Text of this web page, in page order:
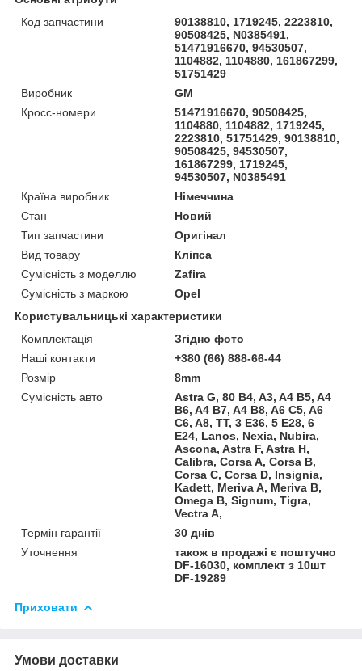
Код запчастини
90138810, 1719245, 2223810,
90508425, N0385491,
51471916670, 94530507,
1104882, 1104880, 161867299,
51751429
Виробник
GM
Кросс-номери
51471916670, 90508425,
1104880, 1104882, 1719245,
2223810, 51751429, 90138810,
90508425, 94530507,
161867299, 1719245,
94530507, N0385491
Країна виробник
Німеччина
Стан
Новий
Тип запчастини
Оригінал
Вид товару
Кліпса
Сумісність з моделлю
Zafira
Сумісність з маркою
Opel
Користувальницькі характеристики
Комплектація
Згідно фото
Наші контакти
+380 (66) 888-66-44
Розмір
8mm
Сумісність авто
Astra G, 80 B4, A3, A4 B5, A4
B6, A4 B7, A4 B8, A6 C5, A6
C6, A8, TT, 3 E36, 5 E28, 6
E24, Lanos, Nexia, Nubira,
Ascona, Astra F, Astra H,
Calibra, Corsa A, Corsa B,
Corsa C, Corsa D, Insignia,
Kadett, Meriva A, Meriva B,
Omega B, Signum, Tigra,
Vectra A,
Термін гарантії
30 днів
Уточнення
також в продажі є поштучно
DF-16030, комплект з 10шт
DF-19289
Приховати
Умови доставки